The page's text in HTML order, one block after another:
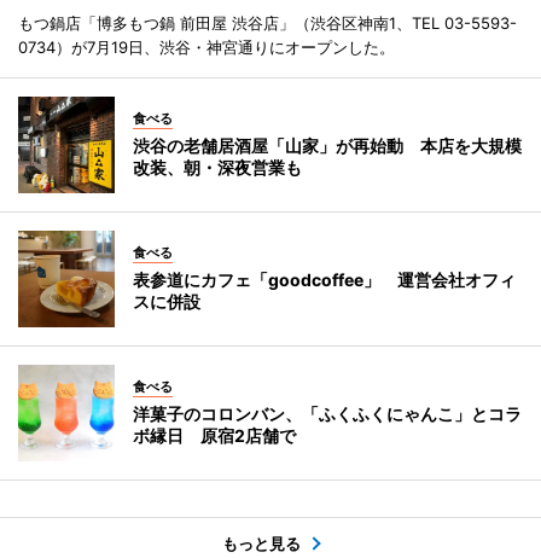
もつ鍋店「博多もつ鍋 前田屋 渋谷店」（渋谷区神南1、TEL 03-5593-
0734）が7月19日、渋谷・神宮通りにオープンした。
食べる
渋谷の老舗居酒屋「山家」が再始動 本店を大規模
改装、朝・深夜営業も
食べる
表参道にカフェ「goodcoffee」 運営会社オフィ
スに併設
食べる
洋菓子のコロンバン、「ふくふくにゃんこ」とコラ
ボ縁日 原宿2店舗で
もっと見る